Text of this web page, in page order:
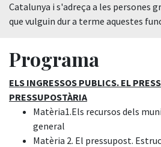
Catalunya i s'adreça a les persones
que vulguin dur a terme aquestes
Programa
ELS INGRESSOS PUBLICS. EL
PRESSUPOSTÀRIA
Matèria1.Els recursos dels
general
Matèria 2. El pressupost.